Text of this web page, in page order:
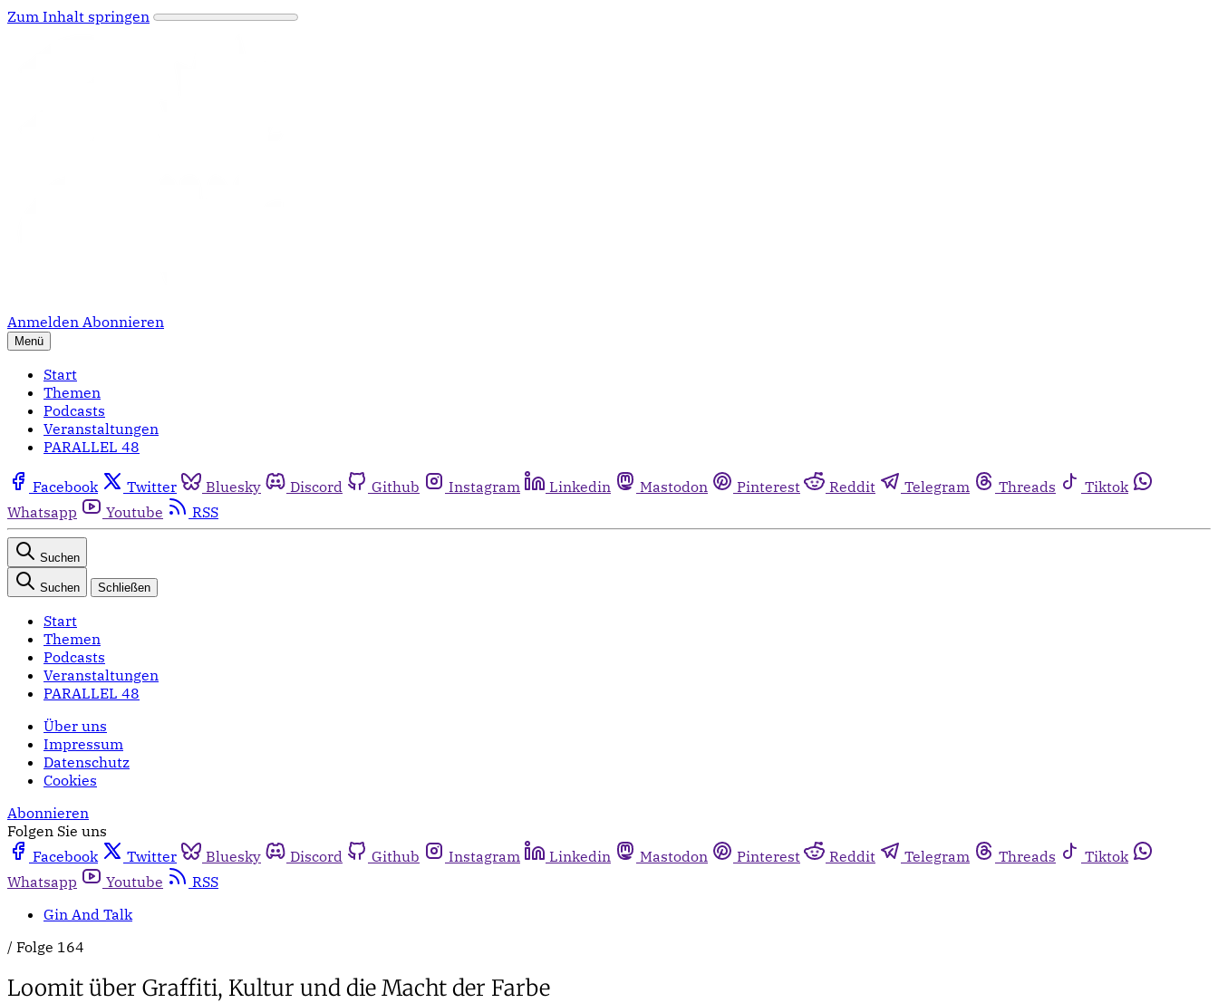
Zum Inhalt springen
Anmelden Abonnieren
Menü
Start
Themen
Podcasts
Veranstaltungen
PARALLEL 48
Facebook Twitter Bluesky Discord Github Instagram Linkedin Mastodon Pinterest Reddit Telegram Threads
Tiktok
Whatsapp
Youtube RSS
Suchen
Suchen Schließen
Start
Themen
Podcasts
Veranstaltungen
PARALLEL 48
Über uns
Impressum
Datenschutz
Cookies
Abonnieren
Folgen Sie uns
Facebook
Twitter Bluesky Discord Github Instagram Linkedin Mastodon Pinterest Reddit Telegram Threads
Tiktok
Whatsapp
Youtube
RSS
Gin And Talk
/ Folge 164
Loomit über Graffiti, Kultur und die Macht der Farbe